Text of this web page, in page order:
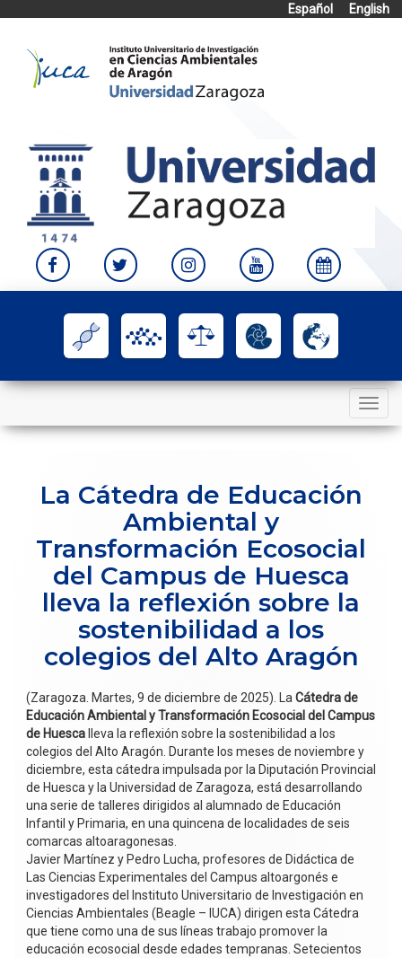
Español
English
content
Toggle
navigation
La Cátedra de Educación
Ambiental y
Transformación Ecosocial
del Campus de Huesca
lleva la reflexión sobre la
sostenibilidad a los
colegios del Alto Aragón
(Zaragoza. Martes, 9 de diciembre de 2025). La Cátedra de
Educación Ambiental y Transformación Ecosocial del Campus
de Huesca lleva la reflexión sobre la sostenibilidad a los
colegios del Alto Aragón. Durante los meses de noviembre y
diciembre, esta cátedra impulsada por la Diputación Provincial
de Huesca y la Universidad de Zaragoza, está desarrollando
una serie de talleres dirigidos al alumnado de Educación
Infantil y Primaria, en una quincena de localidades de seis
comarcas altoaragonesas.
Javier Martínez y Pedro Lucha, profesores de Didáctica de
Las Ciencias Experimentales del Campus altoargonés e
investigadores del Instituto Universitario de Investigación en
Ciencias Ambientales (Beagle – IUCA) dirigen esta Cátedra
que tiene como una de sus líneas trabajo promover la
educación ecosocial desde edades tempranas. Setecientos